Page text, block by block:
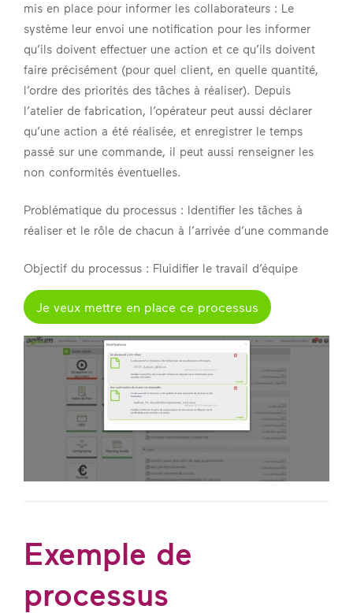
mis en place pour informer les collaborateurs : Le
système leur envoi une notification pour les informer
qu’ils doivent effectuer une action et ce qu’ils doivent
faire précisément (pour quel client, en quelle quantité,
l’ordre des priorités des tâches à réaliser). Depuis
l’atelier de fabrication, l’opérateur peut aussi déclarer
qu’une action a été réalisée, et enregistrer le temps
passé sur une commande, il peut aussi renseigner les
non conformités éventuelles.
Problématique du processus : Identifier les tâches à
réaliser et le rôle de chacun à l’arrivée d’une commande
Objectif du processus : Fluidifier le travail d’équipe
Je veux mettre en place ce processus
Exemple de
processus